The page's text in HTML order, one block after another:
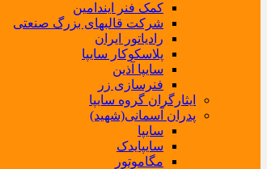
کمک فنر ایندامین
شرکت قالبهای بزرگ صنعتی
رادیاتور ایران
پلاسکوکار سایپا
سایپا آذین
فنرسازی زر
ایثارگران گروه سایپا
پدران آسمانی(شهید)
سایپا
سایپایدک
مگاموتور